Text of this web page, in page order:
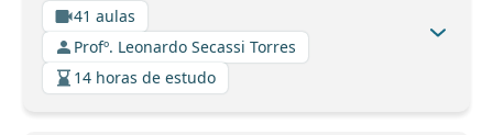
41 aulas
Profº. Leonardo Secassi Torres
14 horas de estudo